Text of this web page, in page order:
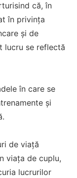
că, în
în privința
și de
lucru se reflectă
în care se
și
de viață
viața de cuplu,
lucrurilor